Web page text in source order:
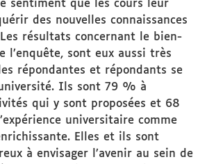
sentiment que les cours leur
des nouvelles connaissances
résultats concernant le bien-
l’enquête, sont eux aussi très
répondantes et répondants se
Ils sont 79 % à
qui y sont proposées et 68
universitaire comme
Elles et ils sont
à envisager l’avenir au sein de